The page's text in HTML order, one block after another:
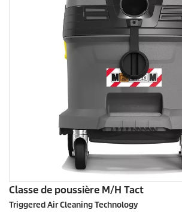
Classe de poussière M/H Tact
Triggered Air Cleaning Technology